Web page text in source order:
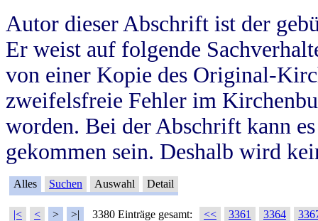
Autor dieser Abschrift ist der
Er weist auf folgende
von einer Kopie des Original-
zweifelsfreie Fehler im
worden. Bei der Abschrift kann
gekommen sein. Deshalb wird
Alles Suchen Auswahl Detail
|< < > >| 3380 Einträge gesamt: << 3361 3364